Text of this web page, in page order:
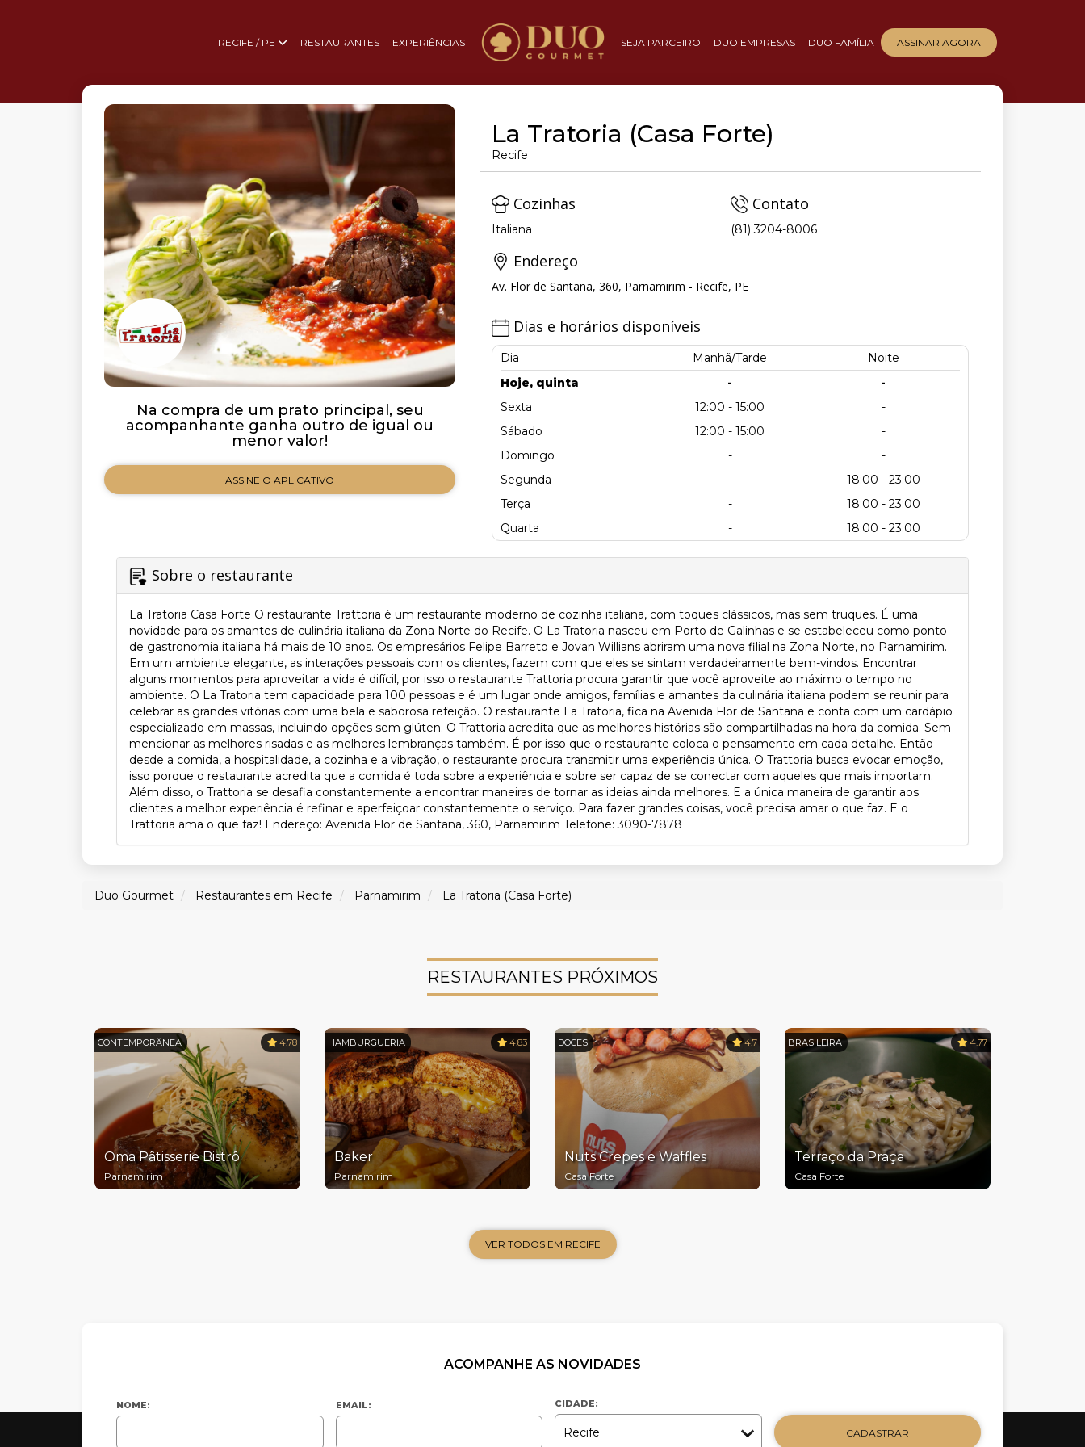
RECIFE / PE RESTAURANTES EXPERIÊNCIAS SEJA PARCEIRO DUO EMPRESAS DUO FAMÍLIA ASSINAR AGORA
Na compra de um prato principal, seu
acompanhante ganha outro de igual ou
menor valor!
ASSINE O APLICATIVO
La Tratoria (Casa Forte)
Recife
Cozinhas
Italiana
Contato
(81) 3204-8006
Endereço
Av. Flor de Santana, 360, Parnamirim - Recife, PE
Dias e horários disponíveis
Dia Manhã/Tarde
Noite
Hoje, quinta
-
-
Sexta
12:00 - 15:00
-
Sábado
12:00 - 15:00
-
Domingo
-
-
Segunda
-
18:00 - 23:00
Terça
-
18:00 - 23:00
Quarta
- 18:00 - 23:00
Sobre o restaurante
La Tratoria Casa Forte O restaurante Trattoria é um restaurante moderno de cozinha italiana, com toques clássicos, mas sem truques. É uma
novidade para os amantes de culinária italiana da Zona Norte do Recife. O La Tratoria nasceu em Porto de Galinhas e se estabeleceu como ponto
de gastronomia italiana há mais de 10 anos. Os empresários Felipe Barreto e Jovan Willians abriram uma nova filial na Zona Norte, no Parnamirim.
Em um ambiente elegante, as interações pessoais com os clientes, fazem com que eles se sintam verdadeiramente bem-vindos. Encontrar
alguns momentos para aproveitar a vida é difícil, por isso o restaurante Trattoria procura garantir que você aproveite ao máximo o tempo no
ambiente. O La Tratoria tem capacidade para 100 pessoas e é um lugar onde amigos, famílias e amantes da culinária italiana podem se reunir para
celebrar as grandes vitórias com uma bela e saborosa refeição. O restaurante La Tratoria, fica na Avenida Flor de Santana e conta com um cardápio
especializado em massas, incluindo opções sem glúten. O Trattoria acredita que as melhores histórias são compartilhadas na hora da comida. Sem
mencionar as melhores risadas e as melhores lembranças também. É por isso que o restaurante coloca o pensamento em cada detalhe. Então
desde a comida, a hospitalidade, a cozinha e a vibração, o restaurante procura transmitir uma experiência única. O Trattoria busca evocar emoção,
isso porque o restaurante acredita que a comida é toda sobre a experiência e sobre ser capaz de se conectar com aqueles que mais importam.
Além disso, o Trattoria se desafia constantemente a encontrar maneiras de tornar as ideias ainda melhores. E a única maneira de garantir aos
clientes a melhor experiência é refinar e aperfeiçoar constantemente o serviço. Para fazer grandes coisas, você precisa amar o que faz. E o
Trattoria ama o que faz! Endereço: Avenida Flor de Santana, 360, Parnamirim Telefone: 3090-7878
Duo Gourmet Restaurantes em Recife Parnamirim La Tratoria (Casa Forte)
RESTAURANTES PRÓXIMOS
CONTEMPORÂNEA 4.78
Oma Pâtisserie Bistrô
Parnamirim
HAMBURGUERIA 4.83
Baker
Parnamirim
DOCES 4.7
Nuts Crepes e Waffles
Casa Forte
BRASILEIRA 4.77
Terraço da Praça
Casa Forte
VER TODOS EM RECIFE
ACOMPANHE AS NOVIDADES
NOME: EMAIL: CIDADE:
CADASTRAR